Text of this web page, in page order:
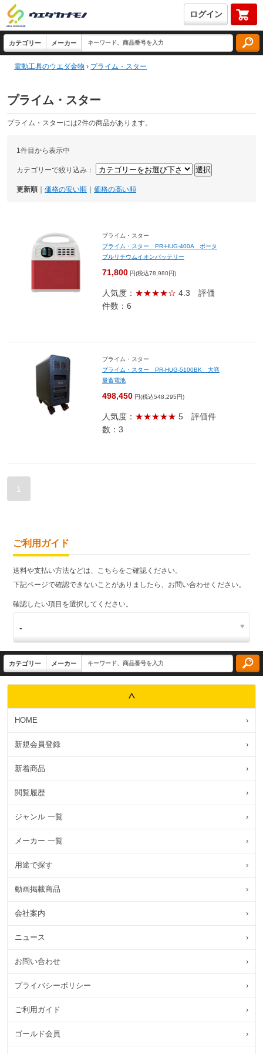
ログイン
電動工具のウエダ金物 › プライム・スター
プライム・スター
プライム・スターには2件の商品があります。
1件目から表示中
カテゴリーで絞り込み：
更新順 価格の安い順 価格の高い順
プライム・スター
プライム・スター PR-HUG-400A ポータ
ブルリチウムイオンバッテリー
71,800 円(税込78,980円)
人気度： ★★★★☆ 4.3 評価
件数：6
プライム・スター
プライム・スター PR-HUG-5100BK 大容
量蓄電池
498,450 円(税込548,295円)
人気度： ★★★★★ 5 評価件
数：3
1
ご利用ガイド
送料や支払い方法などは、こちらをご確認ください。
下記ページで確認できないことがありましたら、お問い合わせください。
確認したい項目を選択してください。
HOME ›
新規会員登録 ›
新着商品 ›
閲覧履歴 ›
ジャンル 一覧 ›
メーカー 一覧 ›
用途で探す ›
動画掲載商品 ›
会社案内 ›
ニュース ›
お問い合わせ ›
プライバシーポリシー ›
ご利用ガイド ›
ゴールド会員 ›